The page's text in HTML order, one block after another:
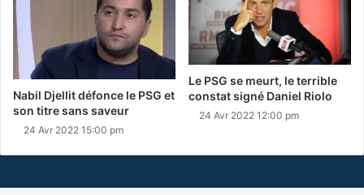
Nabil Djellit défonce le PSG et
son titre sans saveur
24 Avr 2022 15:00 pm
Le PSG se meurt, le terrible
constat signé Daniel Riolo
24 Avr 2022 12:00 pm